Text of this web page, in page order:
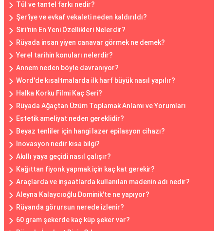
Tül ve tantel farkı nedir?
Şer'iye ve evkaf vekaleti neden kaldırıldı?
Siri'nin En Yeni Özellikleri Nelerdir?
Rüyada insan yiyen canavar görmek ne demek?
Yerel tarihin konuları nelerdir?
Annem neden böyle davranıyor?
Word'de kısaltmalarda ilk harf büyük nasıl yapılır?
Halka Korku Filmi Kaç Seri?
Rüyada Ağaçtan Üzüm Toplamak Anlamı ve Yorumları
Estetik ameliyat neden gereklidir?
Beyaz tenliler için hangi lazer epilasyon cihazı?
İnovasyon nedir kısa bilgi?
Akıllı yaya geçidi nasıl çalışır?
Kağıttan fiyonk yapmak için kaç kat gerekir?
Araçlarda ve inşaatlarda kullanılan madenin adı nedir?
Aleyna Kalaycıoğlu Dominik'te ne yapıyor?
Rüyanda görursun nerede izlenir?
60 gram şekerde kaç küp şeker var?